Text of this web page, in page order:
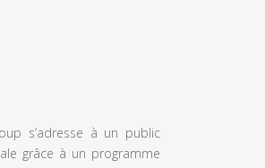
s’adresse à un public
grâce à un programme